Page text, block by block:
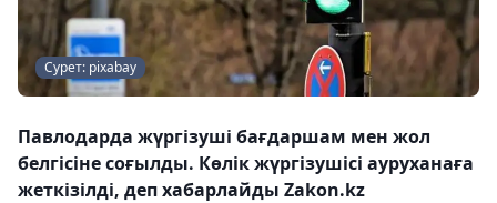
Сурет: pixabay
Павлодарда жүргізуші бағдаршам мен жол
белгісіне соғылды. Көлік жүргізушісі ауруханаға
жеткізілді, деп хабарлайды Zakon.kz